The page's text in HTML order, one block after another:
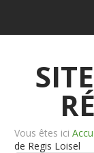
Vous êtes ici
de Regis Loisel